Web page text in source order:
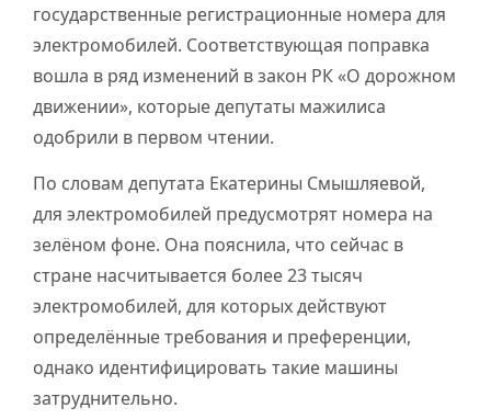
государственные регистрационные номера для
электромобилей. Соответствующая поправка
вошла в ряд изменений в закон РК «О дорожном
движении», которые депутаты мажилиса
одобрили в первом чтении.
По словам депутата Екатерины Смышляевой,
для электромобилей предусмотрят номера на
зелёном фоне. Она пояснила, что сейчас в
стране насчитывается более 23 тысяч
электромобилей, для которых действуют
определённые требования и преференции,
однако идентифицировать такие машины
затруднительно.